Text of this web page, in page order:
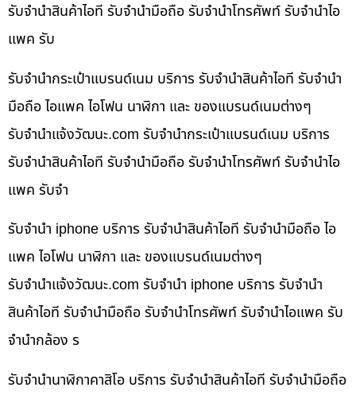
รับจำนำสินค้าไอที รับจำนำมือถือ รับจำนำโทรศัพท์ รับจำนำไอ
แพค รับ
รับจำนำกระเป๋าแบรนด์เนม บริการ รับจำนำสินค้าไอที รับจำนำ
มือถือ ไอแพค ไอโฟน นาฬิกา และ ของแบรนด์เนมต่างๆ
รับจํานําแจ้งวัฒนะ.com รับจำนำกระเป๋าแบรนด์เนม บริการ
รับจำนำสินค้าไอที รับจำนำมือถือ รับจำนำโทรศัพท์ รับจำนำไอ
แพค รับจำ
รับจำนำ iphone บริการ รับจำนำสินค้าไอที รับจำนำมือถือ ไอ
แพค ไอโฟน นาฬิกา และ ของแบรนด์เนมต่างๆ
รับจํานําแจ้งวัฒนะ.com รับจำนำ iphone บริการ รับจำนำ
สินค้าไอที รับจำนำมือถือ รับจำนำโทรศัพท์ รับจำนำไอแพค รับ
จำนำกล้อง ร
รับจำนำนาฬิกาคาสิโอ บริการ รับจำนำสินค้าไอที รับจำนำมือถือ